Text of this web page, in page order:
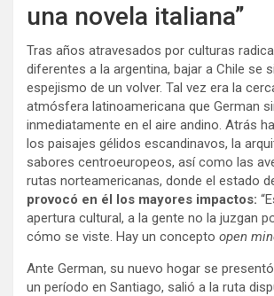
una novela italiana”
Tras años atravesados por culturas
diferentes a la argentina, bajar a Chile se
espejismo de un volver. Tal vez era la
atmósfera latinoamericana que German
inmediatamente en el aire andino. Atrás
los paisajes gélidos escandinavos, la
sabores centroeuropeos, así como las
rutas norteamericanas, donde el estado
provocó en él los mayores impactos:
apertura cultural, a la gente no la juzgan
cómo se viste. Hay un concepto open
Ante German, su nuevo hogar se
un período en Santiago, salió a la ruta